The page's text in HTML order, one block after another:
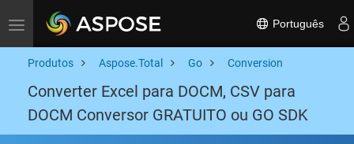
Toggle navigation Português
Produtos Aspose.Total Go Conversion
Converter Excel para DOCM, CSV para
DOCM Conversor GRATUITO ou GO SDK